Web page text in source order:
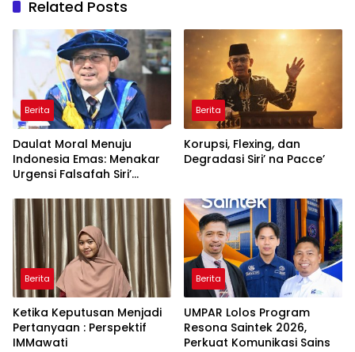
Related Posts
Berita
Daulat Moral Menuju
Indonesia Emas: Menakar
Urgensi Falsafah Siri’
Ancaman Kleptokrasi
Berita
Korupsi, Flexing, dan
Degradasi Siri’ na Pacce’
Berita
Ketika Keputusan Menjadi
Pertanyaan : Perspektif
IMMawati
Berita
UMPAR Lolos Program
Resona Saintek 2026,
Perkuat Komunikasi Sains